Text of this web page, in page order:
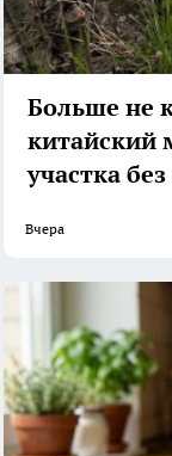
Больше не
китайский
участка
Вчера